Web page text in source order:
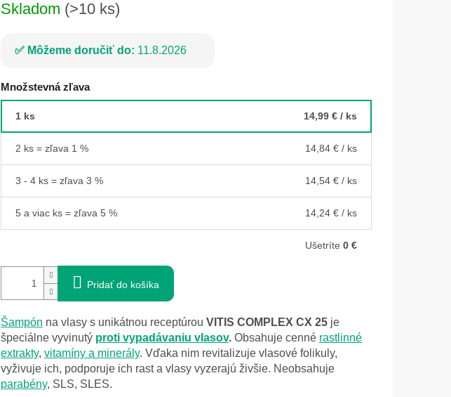
Skladom (>10 ks)
Môžeme doručiť do: 11.8.2026
Množstevná zľava
1 ks 14,99 € / ks
2 ks = zľava 1 % 14,84 € / ks
3 - 4 ks = zľava 3 % 14,54 € / ks
5 a viac ks = zľava 5 % 14,24 € / ks
Ušetríte 0 €
Pridať do košíka
Šampón na vlasy s unikátnou receptúrou VITIS COMPLEX CX 25 je
špeciálne vyvinutý proti vypadávaniu vlasov. Obsahuje cenné rastlinné
extrakty, vitamíny a minerály. Vďaka nim revitalizuje vlasové folikuly,
vyživuje ich, podporuje ich rast a vlasy vyzerajú živšie. Neobsahuje
parabény, SLS, SLES.